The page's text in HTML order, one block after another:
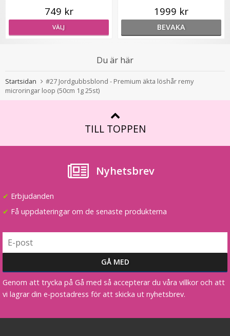
749 kr
VÄLJ
1999 kr
BEVAKA
Du är här
Startsidan
#27 Jordgubbsblond - Premium äkta löshår remy
microringar loop (50cm 1g 25st)
TILL TOPPEN
Nyhetsbrev
✔ Erbjudanden
✔ Få uppdateringar om de senaste produkterna
Genom att trycka på Gå med så accepterar du våra villkor och att
vi lagrar din e-postadress för att skicka ut nyhetsbrev.